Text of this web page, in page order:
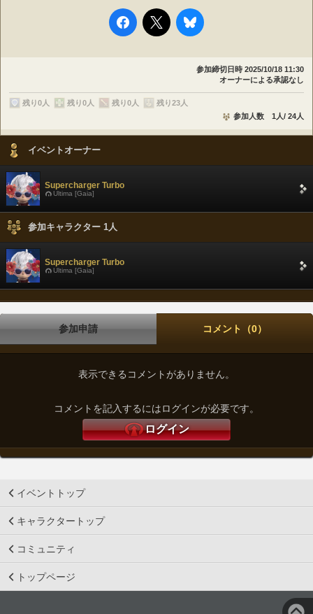
参加締切日時2025/10/18 11:30
オーナーによる承認なし
残り0人 残り0人 残り0人
残り23人
参加人数 1人/ 24人
イベントオーナー
Supercharger Turbo
Ultima [Gaia]
参加キャラクター 1人
Supercharger Turbo
Ultima [Gaia]
参加申請 コメント（0）
表示できるコメントがありません。
コメントを記入するにはログインが必要です。
ログイン
イベントトップ
キャラクタートップ
コミュニティ
トップページ